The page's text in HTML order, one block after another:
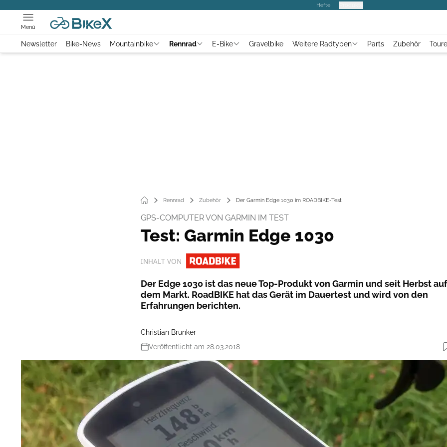
Hefte
Menü
Newsletter Bike-News Mountainbike Rennrad E-Bike Gravelbike Weitere Radtypen Parts Zubehör
Rennrad Zubehör Der Garmin Edge 1030 im ROADBIKE-Test
GPS-COMPUTER VON GARMIN IM TEST
Test: Garmin Edge 1030
INHALT VON
Der Edge 1030 ist das neue Top-Produkt von Garmin und seit Herbst auf
dem Markt. RoadBIKE hat das Gerät im Dauertest und wird von den
Erfahrungen berichten.
Christian Brunker
Veröffentlicht am 28.03.2018